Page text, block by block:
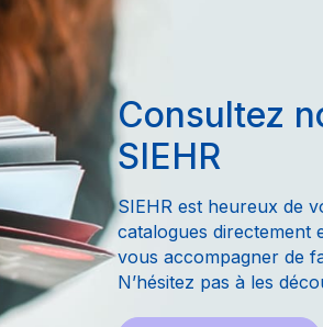
Consultez
SIEHR
SIEHR est heureux de
catalogues directement
vous accompagner de
N’hésitez pas à les